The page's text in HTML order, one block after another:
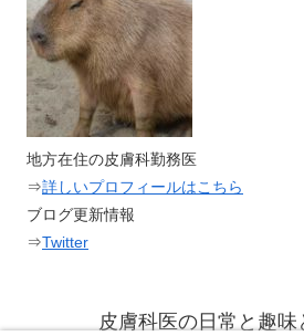
地方在住の皮膚科勤務医
⇒詳しいプロフィールはこちら
ブログ更新情報
⇒Twitter
皮膚科医の日常と趣味